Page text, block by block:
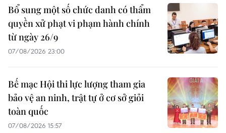
Bổ sung một số chức danh có thẩm
quyền xử phạt vi phạm hành chính
từ ngày 26/9
07/08/2026 23:00
Bế mạc Hội thi lực lượng tham gia
bảo vệ an ninh, trật tự ở cơ sở giỏi
toàn quốc
07/08/2026 15:57